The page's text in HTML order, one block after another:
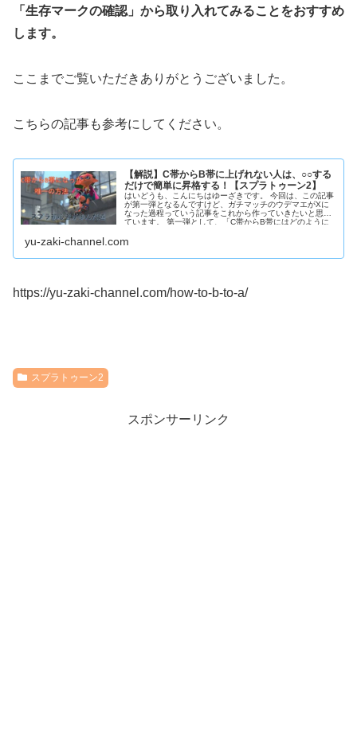
「生存マークの確認」から取り入れてみることをおすすめ
します。
ここまでご覧いただきありがとうございました。
こちらの記事も参考にしてください。
【解説】C帯からB帯に上げれない人は、○○する
だけで簡単に昇格する！【スプラトゥーン2】
はいどうも、こんにちはゆーざきです。 今回は、この記事
が第一弾となるんですけど、ガチマッチのウデマエがXに
なった過程っていう記事をこれから作っていきたいと思っ
ています。 第一弾として、「C帯からB帯にはどのように
yu-zaki-channel.com
https://yu-zaki-channel.com/how-to-b-to-a/
スプラトゥーン2
スポンサーリンク